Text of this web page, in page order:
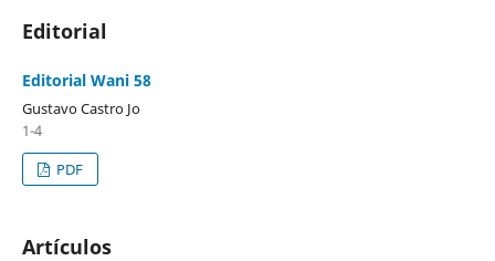
Editorial
Editorial Wani 58
Gustavo Castro Jo
1-4
PDF
Artículos